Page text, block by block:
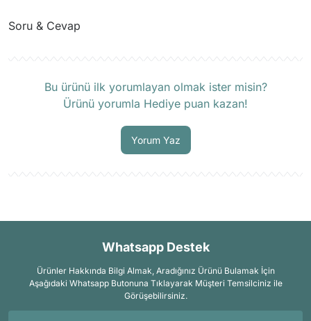
Soru & Cevap
Bu ürünü ilk yorumlayan olmak ister misin?
Ürünü yorumla Hediye puan kazan!
Yorum Yaz
Whatsapp Destek
Ürünler Hakkında Bilgi Almak, Aradığınız Ürünü Bulamak İçin
Aşağıdaki Whatsapp Butonuna Tıklayarak Müşteri Temsilciniz ile
Görüşebilirsiniz.